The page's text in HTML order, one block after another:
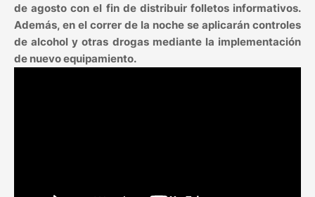
de agosto con el fin de distribuir folletos informativos.
Además, en el correr de la noche se aplicarán controles
de alcohol y otras drogas mediante la implementación
de nuevo equipamiento.